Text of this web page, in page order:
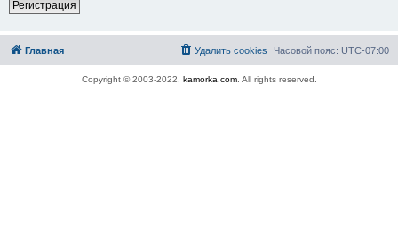
Регистрация
Главная Часовой пояс: UTC-07:00
Удалить cookies
Copyright © 2003-2022, kamorka.com. All rights reserved.